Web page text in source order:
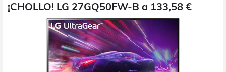
¡CHOLLO! LG 27GQ50FW-B a 133,58 €